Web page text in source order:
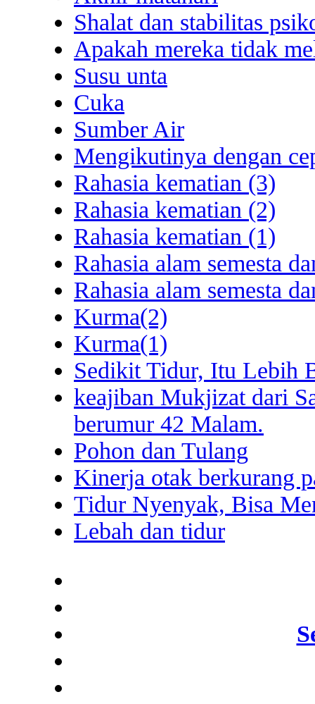
Shalat dan stabilitas
Apakah mereka tidak
Susu unta
Cuka
Sumber Air
Mengikutinya dengan
Rahasia kematian (3)
Rahasia kematian (2)
Rahasia kematian (1)
Rahasia alam semesta
Rahasia alam semesta
Kurma(2)
Kurma(1)
Sedikit Tidur, Itu Lebih
keajiban Mukjizat dari
berumur 42 Malam.
Pohon dan Tulang
Kinerja otak berkurang
Tidur Nyenyak, Bisa
Lebah dan tidur